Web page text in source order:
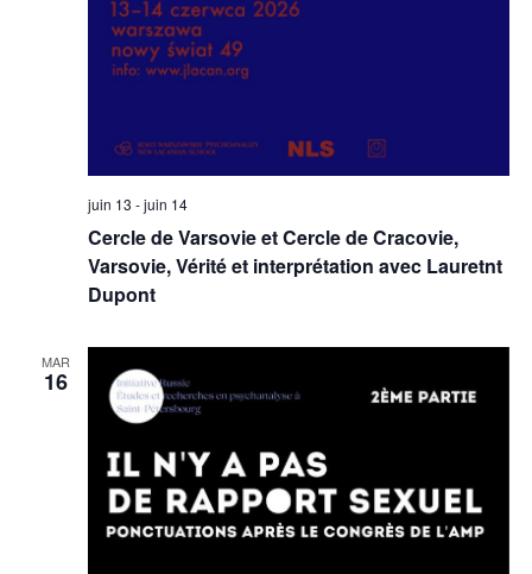
Cercle de Varsovie et Cercle de Cracovie,
Varsovie, Vérité et interprétation avec Lauretnt
Dupont
juin 13 -juin 14
MAR
16